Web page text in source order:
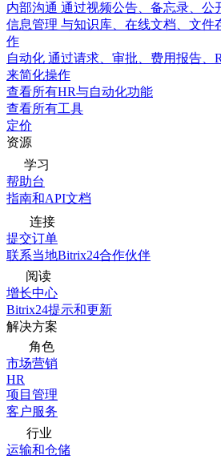
内部沟通 通过视频公告、备忘录、公
信息管理 与知识库、在线文档、文件
作
自动化 通过请求、审批、费用报告、
来简化操作
查看所有HR与自动化功能
查看所有工具
定价
资源
学习
帮助台
指南和API文档
连接
提交订单
联系当地Bitrix24合作伙伴
阅读
增长中心
Bitrix24提示和更新
解决方案
角色
市场营销
HR
项目管理
客户服务
行业
运输和仓储